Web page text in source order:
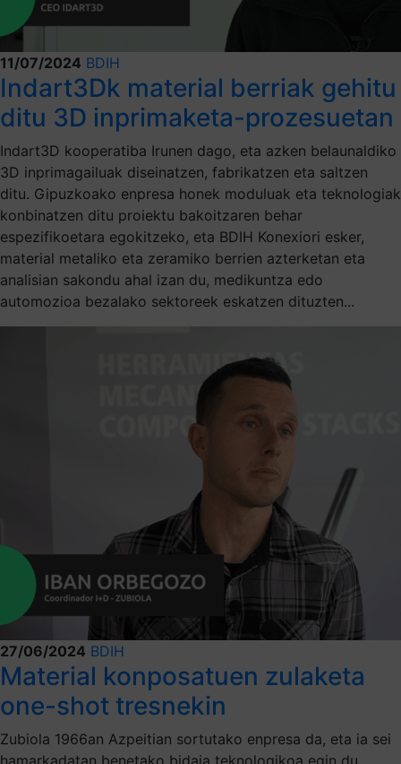
11/07/2024 BDIH
Indart3Dk material berriak gehitu
ditu 3D inprimaketa-prozesuetan
Indart3D kooperatiba Irunen dago, eta azken belaunaldiko
3D inprimagailuak diseinatzen, fabrikatzen eta saltzen
ditu. Gipuzkoako enpresa honek moduluak eta teknologiak
konbinatzen ditu proiektu bakoitzaren behar
espezifikoetara egokitzeko, eta BDIH Konexiori esker,
material metaliko eta zeramiko berrien azterketan eta
analisian sakondu ahal izan du, medikuntza edo
automozioa bezalako sektoreek eskatzen dituzten...
27/06/2024 BDIH
Material konposatuen zulaketa
one-shot tresnekin
Zubiola 1966an Azpeitian sortutako enpresa da, eta ia sei